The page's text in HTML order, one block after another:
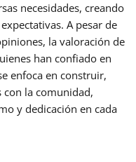
necesidades, creando
A pesar de
la valoración de
han confiado en
enfoca en construir,
la comunidad,
y dedicación en cada